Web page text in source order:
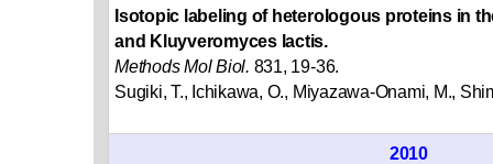
Isotopic labeling of heterologous proteins in
and Kluyveromyces lactis.
Methods Mol Biol. 831, 19-36.
Sugiki, T., Ichikawa, O., Miyazawa-Onami, M.,
2010